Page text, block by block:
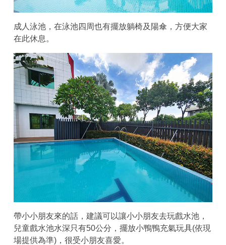
成人泳池，在泳池四周也有擺放躺椅及陽傘，方便大家
在此休息。
帶小小朋友來的話，建議可以讓小小朋友去玩戲水池，
兒童戲水池水深只有50公分，擺放小鴨鴨充氣玩具(依現
場提供為準)，很受小朋友喜愛。